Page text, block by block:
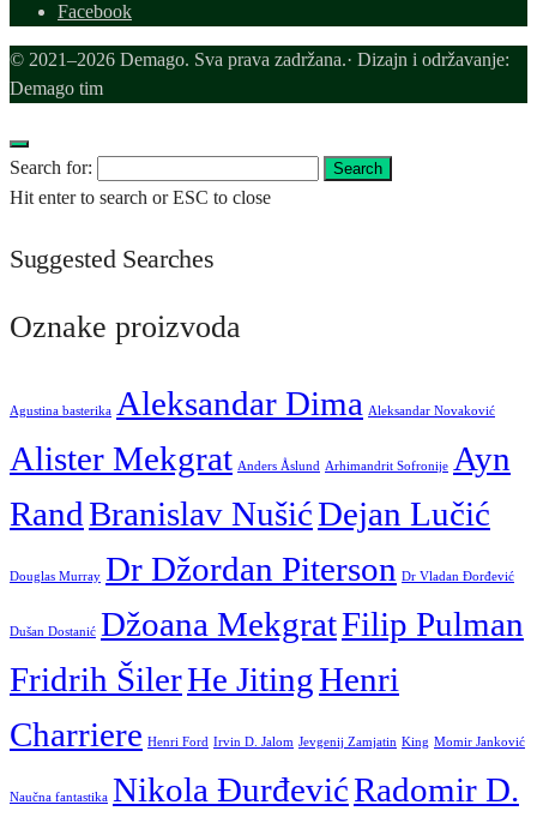
Facebook
© 2021–2026 Demago. Sva prava zadržana.· Dizajn i održavanje:
Demago tim
Search for: Search
Hit enter to search or ESC to close
Suggested Searches
Oznake proizvoda
Agustina basterika Aleksandar Dima Aleksandar Novaković
Alister Mekgrat Anders Åslund Arhimandrit Sofronije Ayn
RandBranislav NušićDejan Lučić
Douglas Murray Dr Džordan Piterson Dr Vladan Đorđević
Dušan Dostanić Džoana MekgratFilip Pulman
Fridrih ŠilerHe JitingHenri
Charriere Henri Ford Irvin D. Jalom Jevgenij Zamjatin King Momir Janković
Naučna fantastika Nikola ĐurđevićRadomir D.